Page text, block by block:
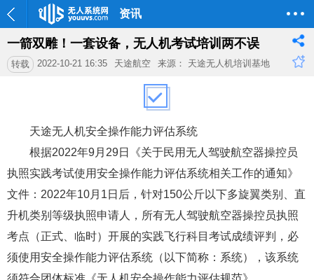
资讯
一箭双雕！一套设备，无人机考试培训两不误
转载 2022-10-21 16:35 天途航空 来源： 天途无人机培训基地
天途无人机安全操作能力评估系统
根据2022年9月29日《关于民用无人驾驶航空器操控员
执照实践考试使用安全操作能力评估系统相关工作的通知》
文件：2022年10月1日后，针对150公斤以下多旋翼类别、直
升机类别等级执照申请人，所有无人驾驶航空器操控员执照
考点（正式、临时）开展的实践飞行科目考试成绩评判，必
须使用安全操作能力评估系统（以下简称：系统），该系统